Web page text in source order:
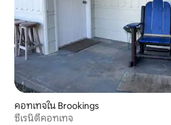
คอทเทจใน Brookings
ซีเรนิตี้คอทเทจ